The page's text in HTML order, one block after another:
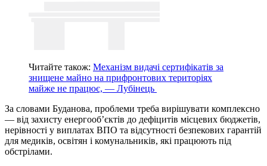
Читайте також: Механізм видачі сертифікатів за
знищене майно на прифронтових територіях
майже не працює, — Лубінець
За словами Буданова, проблеми треба вирішувати комплексно
— від захисту енергооб’єктів до дефіцитів місцевих бюджетів,
нерівності у виплатах ВПО та відсутності безпекових гарантій
для медиків, освітян і комунальників, які працюють під
обстрілами.